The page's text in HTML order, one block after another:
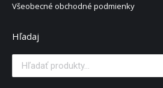
Všeobecné obchodné podmienky
Hľadaj